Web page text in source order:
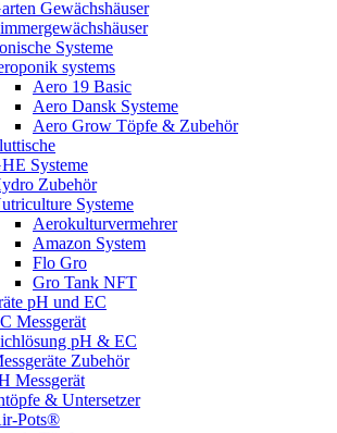
Gewächshäuser
Systeme
systems
Aero 19 Basic
Aero Dansk Systeme
Aero Grow Töpfe & Zubehör
Systeme
Zubehör
Systeme
Aerokulturvermehrer
Amazon System
Flo Gro
Gro Tank NFT
pH und EC
Messgerät
pH & EC
Zubehör
Messgerät
& Untersetzer
Pots®